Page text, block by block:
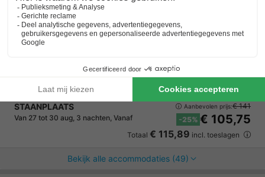
EuroParcs Zuiderzee
Flevoland,Biddinghuizen Kaart
7.1 Goed
Tal van watersportmogelijkheden
Luxe vakantiehuizen
STAANPLAATS
Van 27 tot 30 aug, 3 nachten, Vanaf
Aanbevolen prijs:€ 141
-25% € 105,75
Totaal € 115,89 incl. toeslagen
Bekijk alle accommodaties (49)